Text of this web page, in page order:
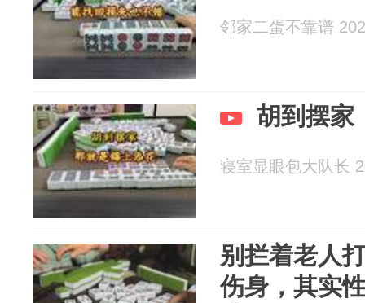
邻家二蛋不靠谱
胡到摆家
寝室显眼包大队长
别拦着老人
伤身，其实